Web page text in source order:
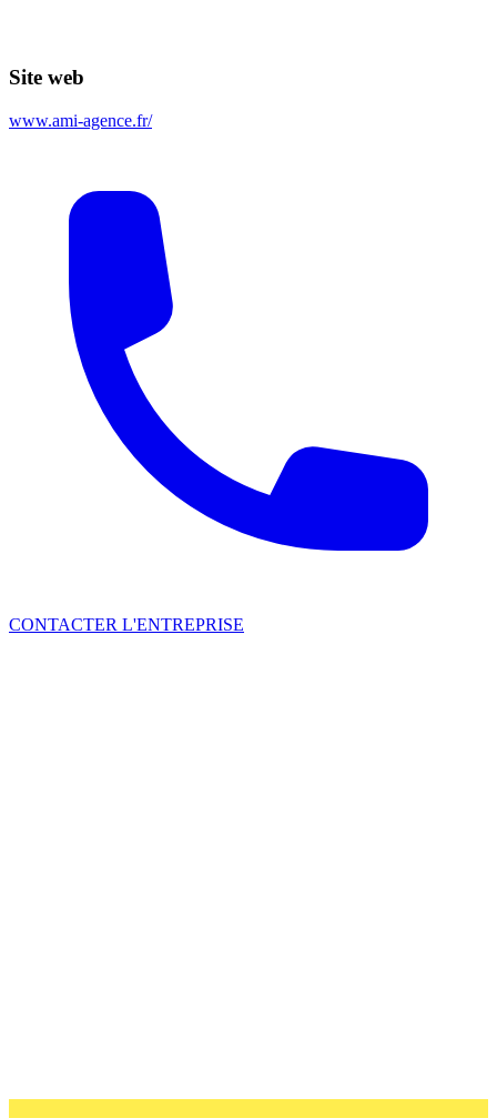
Site web
www.ami-agence.fr/
CONTACTER L'ENTREPRISE